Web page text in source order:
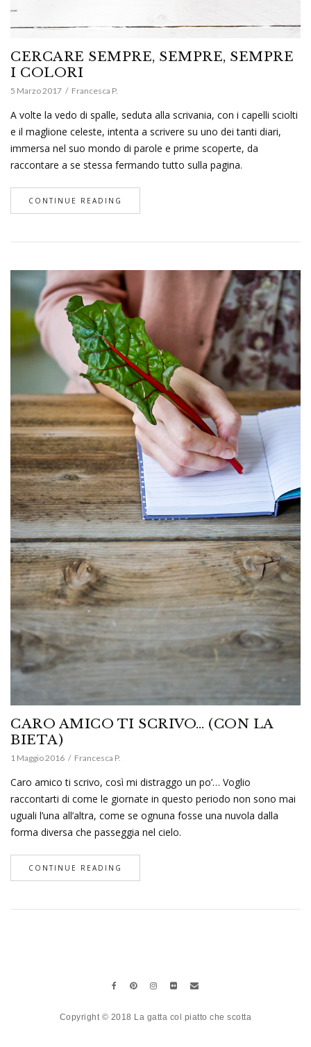
CERCARE SEMPRE, SEMPRE, SEMPRE
I COLORI
5 Marzo 2017 Francesca P.
A volte la vedo di spalle, seduta alla scrivania, con i capelli sciolti
e il maglione celeste, intenta a scrivere su uno dei tanti diari,
immersa nel suo mondo di parole e prime scoperte, da
raccontare a se stessa fermando tutto sulla pagina.
CONTINUE READING
CARO AMICO TI SCRIVO… (CON LA
BIETA)
1 Maggio 2016 Francesca P.
Caro amico ti scrivo, così mi distraggo un po’… Voglio
raccontarti di come le giornate in questo periodo non sono mai
uguali l’una all’altra, come se ognuna fosse una nuvola dalla
forma diversa che passeggia nel cielo.
CONTINUE READING
Copyright © 2018 La gatta col piatto che scotta